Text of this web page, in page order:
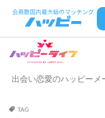
出会い恋愛のハッピーメ
TAG